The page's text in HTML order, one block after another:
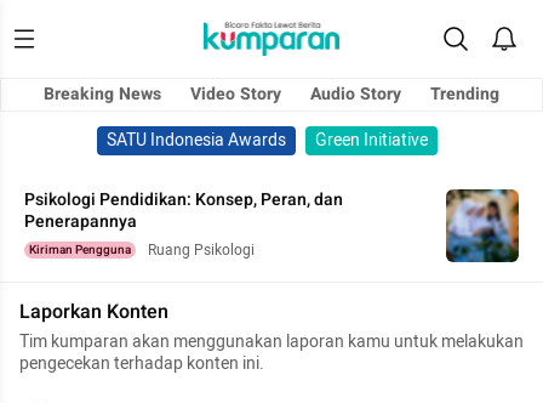
Breaking News Video Story Audio Story
Trending
SATU Indonesia Awards
Green Initiative
Psikologi Pendidikan: Konsep, Peran, dan
Penerapannya
Kiriman Pengguna Ruang Psikologi
Laporkan Konten
Tim kumparan akan menggunakan laporan kamu untuk melakukan
pengecekan terhadap konten ini.